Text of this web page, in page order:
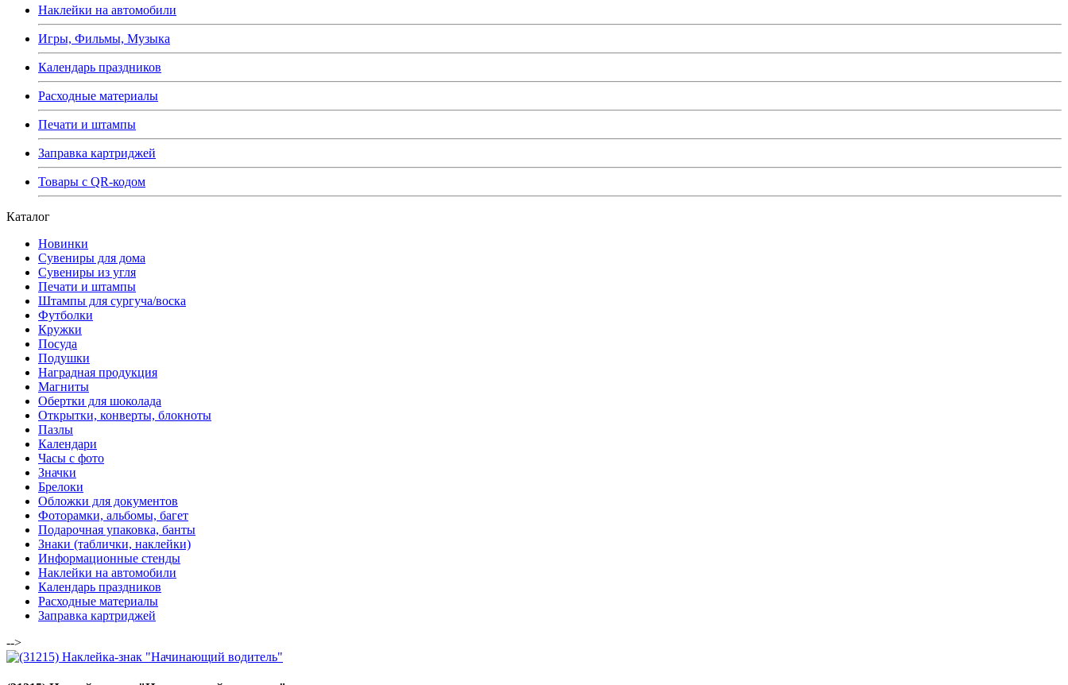
Наклейки на автомобили
Игры, Фильмы, Музыка
Календарь праздников
Расходные материалы
Печати и штампы
Заправка картриджей
Товары с QR-кодом
Каталог
Новинки
Сувениры для дома
Сувениры из угля
Печати и штампы
Штампы для сургуча/воска
Футболки
Кружки
Посуда
Подушки
Наградная продукция
Магниты
Обертки для шоколада
Открытки, конверты, блокноты
Пазлы
Календари
Часы с фото
Значки
Брелоки
Обложки для документов
Фоторамки, альбомы, багет
Подарочная упаковка, банты
Знаки (таблички, наклейки)
Информационные стенды
Наклейки на автомобили
Календарь праздников
Расходные материалы
Заправка картриджей
-->